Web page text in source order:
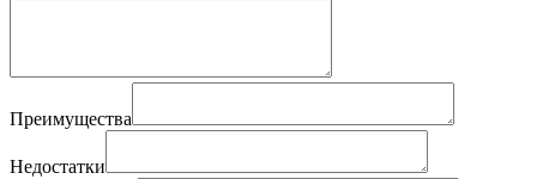
Преимущества
Недостатки